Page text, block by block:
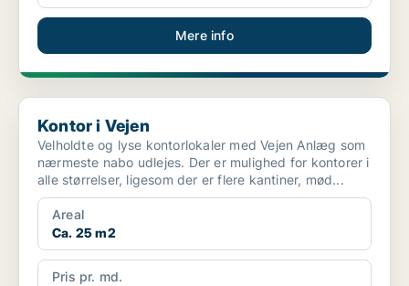
Mere info
Kontor i Vejen
Kontor i Vejen
Velholdte og lyse kontorlokaler med Vejen Anlæg som
nærmeste nabo udlejes. Der er mulighed for kontorer i
alle størrelser, ligesom der er flere kantiner, mød...
Areal
Ca. 25 m2
Pris pr. md.